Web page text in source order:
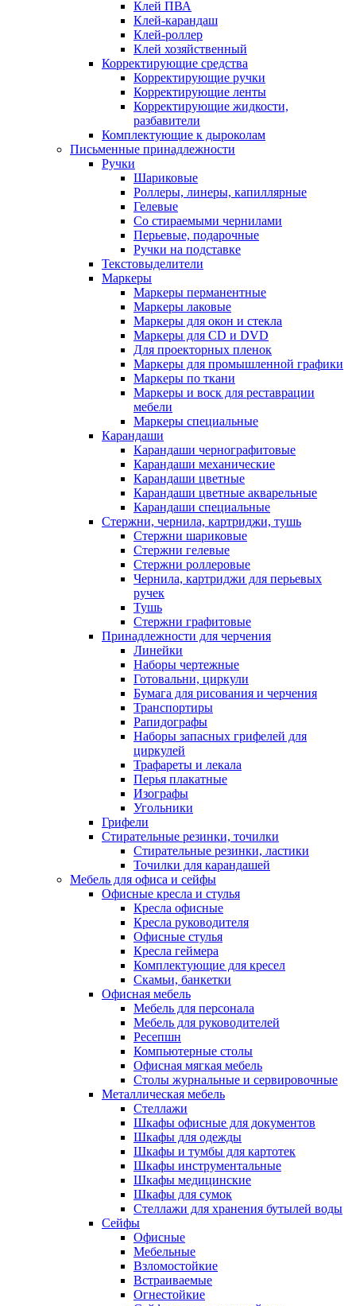
Клей ПВА
Клей-карандаш
Клей-роллер
Клей хозяйственный
Корректирующие средства
Корректирующие ручки
Корректирующие ленты
Корректирующие жидкости,
разбавители
Комплектующие к дыроколам
Письменные принадлежности
Ручки
Шариковые
Роллеры, линеры, капиллярные
Гелевые
Со стираемыми чернилами
Перьевые, подарочные
Ручки на подставке
Текстовыделители
Маркеры
Маркеры перманентные
Маркеры лаковые
Маркеры для окон и стекла
Маркеры для CD и DVD
Для проекторных пленок
Маркеры для промышленной графики
Маркеры по ткани
Маркеры и воск для реставрации
мебели
Маркеры специальные
Карандаши
Карандаши чернографитовые
Карандаши механические
Карандаши цветные
Карандаши цветные акварельные
Карандаши специальные
Стержни, чернила, картриджи, тушь
Стержни шариковые
Стержни гелевые
Стержни роллеровые
Чернила, картриджи для перьевых
ручек
Тушь
Стержни графитовые
Принадлежности для черчения
Линейки
Наборы чертежные
Готовальни, циркули
Бумага для рисования и черчения
Транспортиры
Рапидографы
Наборы запасных грифелей для
циркулей
Трафареты и лекала
Перья плакатные
Изографы
Угольники
Грифели
Стирательные резинки, точилки
Стирательные резинки, ластики
Точилки для карандашей
Мебель для офиса и сейфы
Офисные кресла и стулья
Кресла офисные
Кресла руководителя
Офисные стулья
Кресла геймера
Комплектующие для кресел
Скамьи, банкетки
Офисная мебель
Мебель для персонала
Мебель для руководителей
Ресепшн
Компьютерные столы
Офисная мягкая мебель
Столы журнальные и сервировочные
Металлическая мебель
Стеллажи
Шкафы офисные для документов
Шкафы для одежды
Шкафы и тумбы для картотек
Шкафы инструментальные
Шкафы медицинские
Шкафы для сумок
Стеллажи для хранения бутылей воды
Сейфы
Офисные
Мебельные
Взломостойкие
Встраиваемые
Огнестойкие